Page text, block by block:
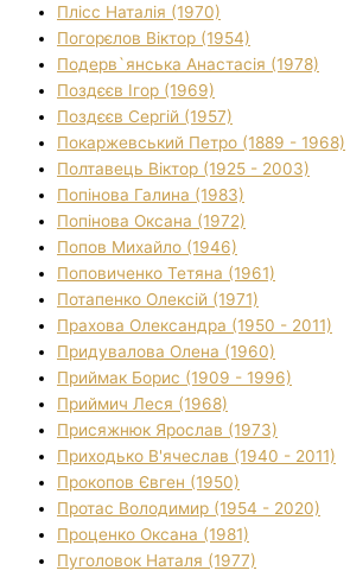
Плісс Наталія (1970)
Погорєлов Віктор (1954)
Подерв`янська Анастасія (1978)
Поздєєв Ігор (1969)
Поздєєв Сергій (1957)
Покаржевський Петро (1889 - 1968)
Полтавець Віктор (1925 - 2003)
Попінова Галина (1983)
Попінова Оксана (1972)
Попов Михайло (1946)
Поповиченко Тетяна (1961)
Потапенко Олексій (1971)
Прахова Олександра (1950 - 2011)
Придувалова Олена (1960)
Приймак Борис (1909 - 1996)
Приймич Леся (1968)
Присяжнюк Ярослав (1973)
Приходько В'ячеслав (1940 - 2011)
Прокопов Євген (1950)
Протас Володимир (1954 - 2020)
Проценко Оксана (1981)
Пуголовок Наталя (1977)